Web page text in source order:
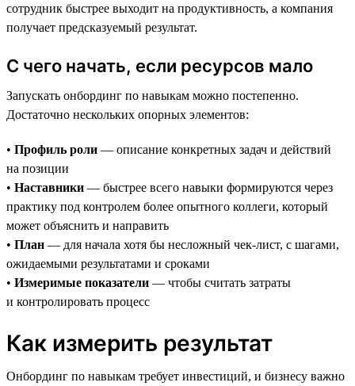
сотрудник быстрее выходит на продуктивность, а компания
получает предсказуемый результат.
С чего начать, если ресурсов мало
Запускать онбординг по навыкам можно постепенно.
Достаточно нескольких опорных элементов:
• Профиль роли — описание конкретных задач и действий
на позиции
• Наставники — быстрее всего навыки формируются через
практику под контролем более опытного коллеги, который
может объяснить и направить
• План — для начала хотя бы несложный чек-лист, с шагами,
ожидаемыми результатами и сроками
• Измеримые показатели — чтобы считать затраты
и контролировать процесс
Как измерить результат
Онбординг по навыкам требует инвестиций, и бизнесу важно